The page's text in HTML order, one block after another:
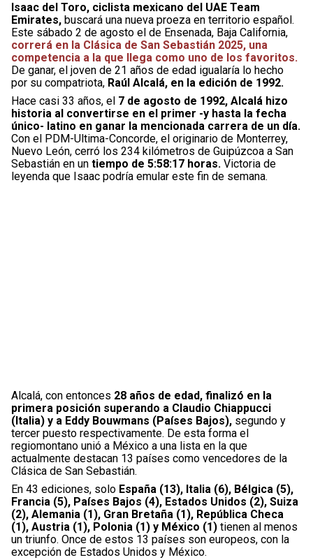
Isaac del Toro, ciclista mexicano del UAE Team
Emirates, buscará una nueva proeza en territorio español.
Este sábado 2 de agosto el de Ensenada, Baja California,
correrá en la Clásica de San Sebastián 2025, una
competencia a la que llega como uno de los favoritos.
De ganar, el joven de 21 años de edad igualaría lo hecho
por su compatriota, Raúl Alcalá, en la edición de 1992.
Hace casi 33 años, el 7 de agosto de 1992, Alcalá hizo
historia al convertirse en el primer -y hasta la fecha
único- latino en ganar la mencionada carrera de un día.
Con el PDM-Ultima-Concorde, el originario de Monterrey,
Nuevo León, cerró los 234 kilómetros de Guipúzcoa a San
Sebastián en un tiempo de 5:58:17 horas. Victoria de
leyenda que Isaac podría emular este fin de semana.
Alcalá, con entonces 28 años de edad, finalizó en la
primera posición superando a Claudio Chiappucci
(Italia) y a Eddy Bouwmans (Países Bajos), segundo y
tercer puesto respectivamente. De esta forma el
regiomontano unió a México a una lista en la que
actualmente destacan 13 países como vencedores de la
Clásica de San Sebastián.
En 43 ediciones, solo España (13), Italia (6), Bélgica (5),
Francia (5), Países Bajos (4), Estados Unidos (2), Suiza
(2), Alemania (1), Gran Bretaña (1), República Checa
(1), Austria (1), Polonia (1) y México (1) tienen al menos
un triunfo. Once de estos 13 países son europeos, con la
excepción de Estados Unidos y México.